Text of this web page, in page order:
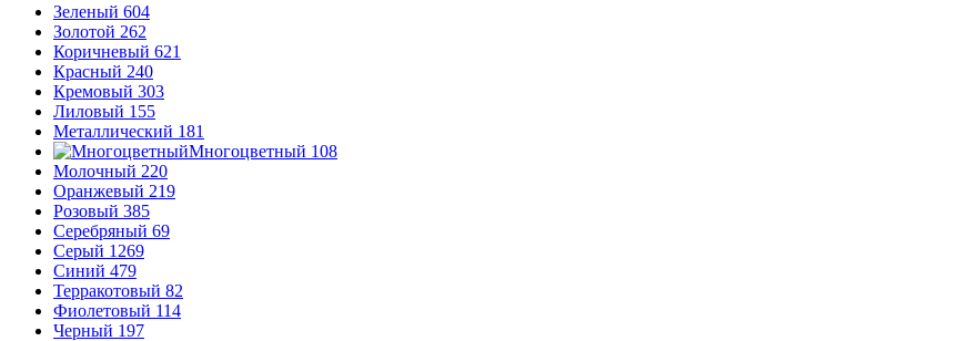
Зеленый 604
Золотой 262
Коричневый 621
Красный 240
Кремовый 303
Лиловый 155
Металлический 181
Многоцветный 108
Молочный 220
Оранжевый 219
Розовый 385
Серебряный 69
Серый 1269
Синий 479
Терракотовый 82
Фиолетовый 114
Черный 197